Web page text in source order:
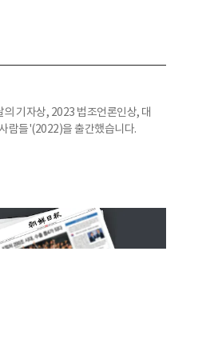
기자상, 2023 법조언론인상, 대
람들'(2022)을 출간했습니다.